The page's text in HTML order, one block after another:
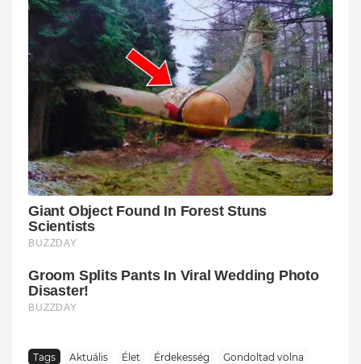
Tags Aktuális Élet Érdekesség
Gondoltad volna